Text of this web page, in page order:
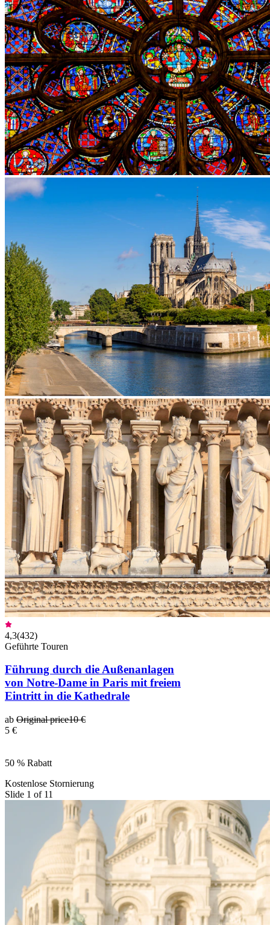
4,3(432)
Geführte Touren
Führung durch die Außenanlagen
von Notre-Dame in Paris mit freiem
Eintritt in die Kathedrale
ab Original price10 €
5 €
50 % Rabatt
Kostenlose Stornierung
Slide 1 of 11